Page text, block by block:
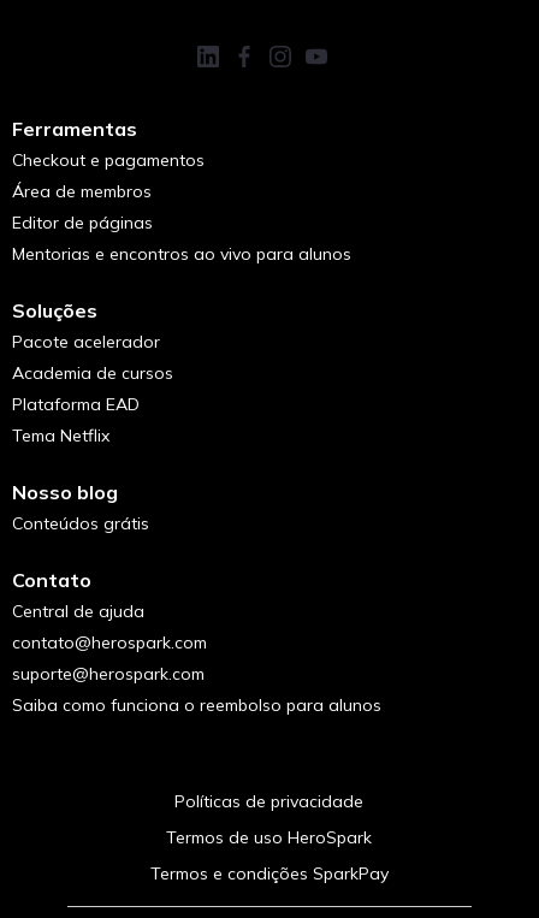
Ferramentas
Checkout e pagamentos
Área de membros
Editor de páginas
Mentorias e encontros ao vivo para alunos
Soluções
Pacote acelerador
Academia de cursos
Plataforma EAD
Tema Netflix
Nosso blog
Conteúdos grátis
Contato
Central de ajuda
contato@herospark.com
suporte@herospark.com
Saiba como funciona o reembolso para alunos
Políticas de privacidade
Termos de uso HeroSpark
Termos e condições SparkPay